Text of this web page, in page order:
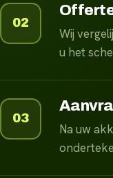
02
Wij
u het
03
Na uw